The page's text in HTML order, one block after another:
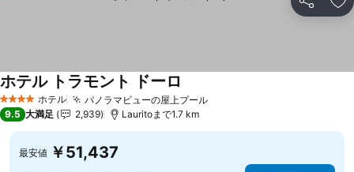
シェア お
4 ホテルのランク
ホテル パノラマビューの屋上プール
ホテル トラモント ドーロ
9.5 大満足 2,939 Lauritoまで1.7 km
最安値 ￥51,437